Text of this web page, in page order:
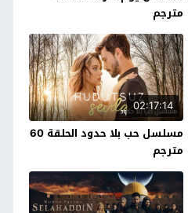
مترجم
02:17:14
مسلسل حب بلا حدود الحلقة 60
مترجم